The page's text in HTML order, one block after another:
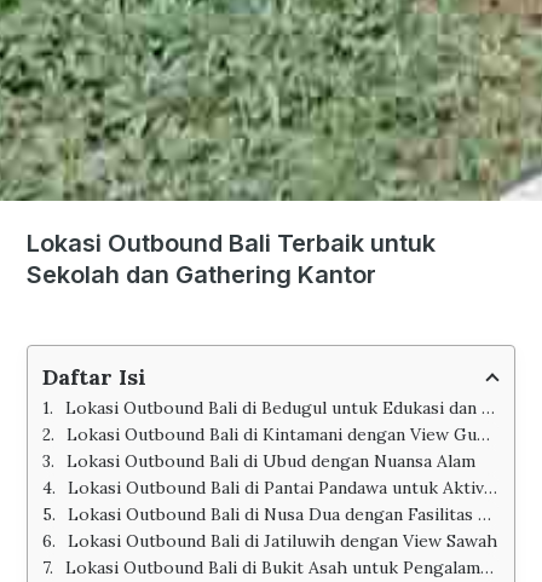
Lokasi Outbound Bali Terbaik untuk
Sekolah dan Gathering Kantor
Daftar Isi
Lokasi Outbound Bali di Bedugul untuk Edukasi dan Team Building
Lokasi Outbound Bali di Kintamani dengan View Gunung
Lokasi Outbound Bali di Ubud dengan Nuansa Alam
Lokasi Outbound Bali di Pantai Pandawa untuk Aktivitas Seru
Lokasi Outbound Bali di Nusa Dua dengan Fasilitas Lengkap
Lokasi Outbound Bali di Jatiluwih dengan View Sawah
Lokasi Outbound Bali di Bukit Asah untuk Pengalaman Unik